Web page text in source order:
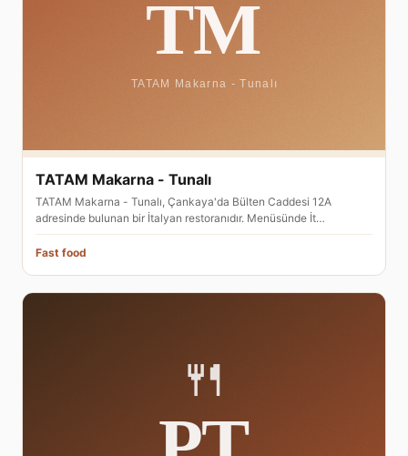
TATAM Makarna - Tunalı
TATAM Makarna - Tunalı, Çankaya'da Bülten Caddesi 12A
adresinde bulunan bir İtalyan restoranıdır. Menüsünde İt…
Fast food